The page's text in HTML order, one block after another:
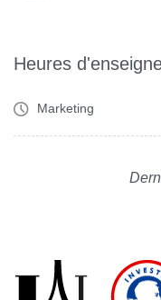
Heures
Marketing